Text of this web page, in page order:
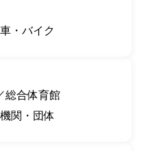
・バイク
総合体育館
関・団体